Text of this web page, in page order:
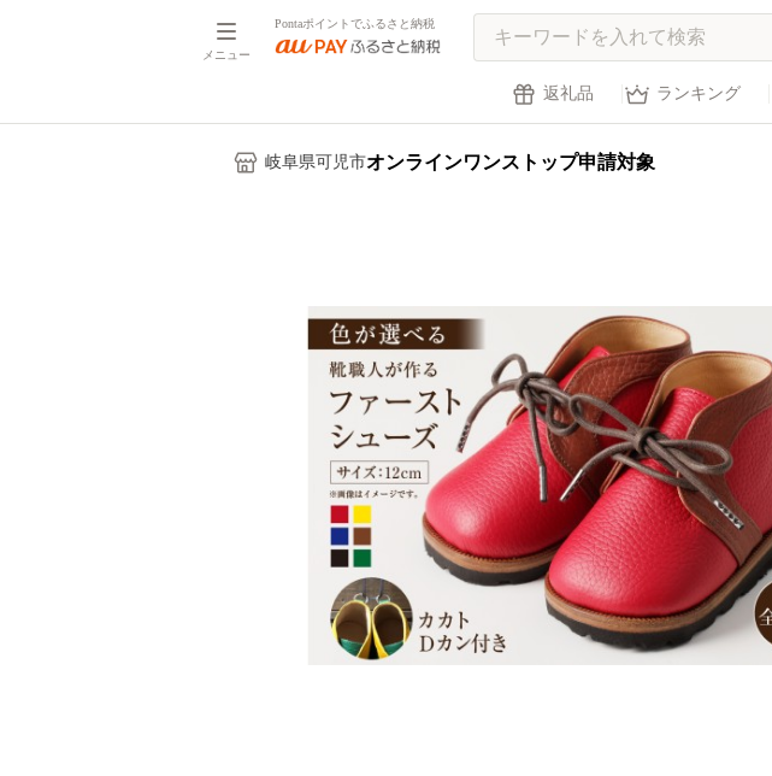
メニュー
Pontaポイントでふるさと納税
返礼品 ランキング
岐阜県可児市オンラインワンストップ申請対象